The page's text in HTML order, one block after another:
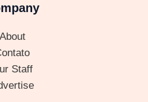
About
Staff